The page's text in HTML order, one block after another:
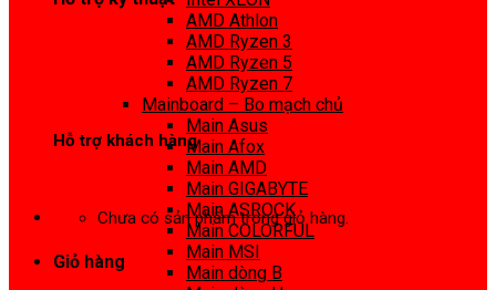
Hỗ trợ khách hàng
Chưa có sản phẩm trong giỏ hàng.
Giỏ hàng
AMD Athlon
AMD Ryzen 3
AMD Ryzen 5
AMD Ryzen 7
Mainboard – Bo mạch chủ
Main Asus
Main Afox
Main AMD
Main GIGABYTE
Main ASROCK
Main COLORFUL
Main MSI
Main dòng B